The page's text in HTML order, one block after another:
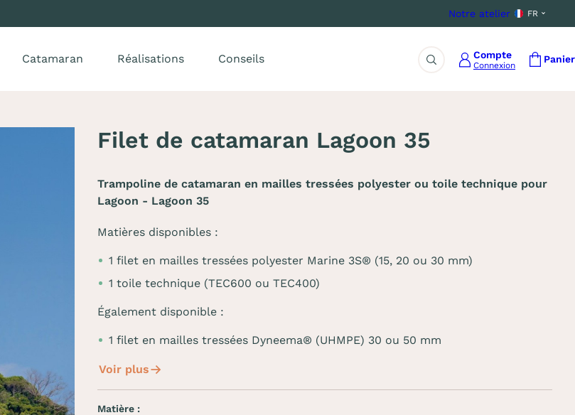
Notre atelier FR
Catamaran Réalisations Conseils
Rechercher
Compte
Connexion
Panier
Filet de catamaran Lagoon 35
Trampoline de catamaran en mailles tressées polyester ou toile technique pour
Lagoon - Lagoon 35
Matières disponibles :
1 filet en mailles tressées polyester Marine 3S® (15, 20 ou 30 mm)
1 toile technique (TEC600 ou TEC400)
Également disponible :
1 filet en mailles tressées Dyneema® (UHMPE) 30 ou 50 mm
Voir plus
Matière :